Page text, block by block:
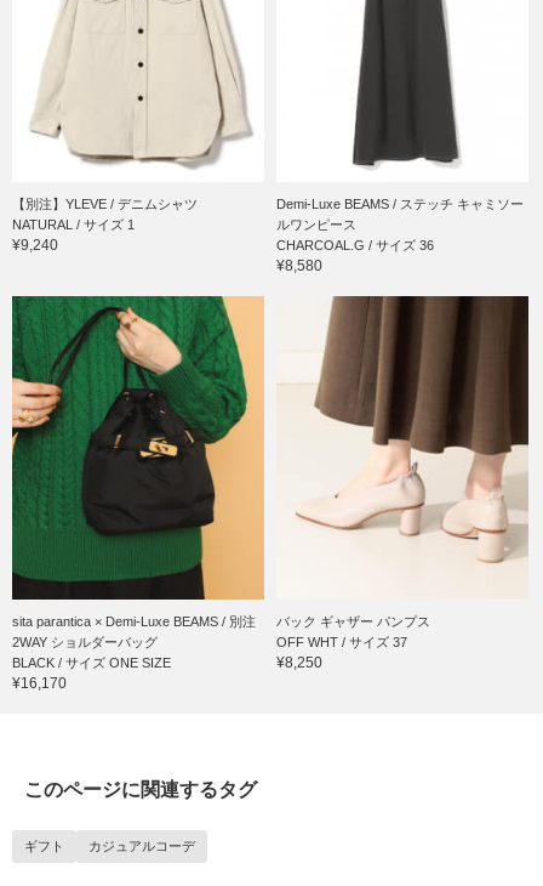
【別注】YLEVE / デニムシャツ
NATURAL / サイズ 1
¥9,240
Demi-Luxe BEAMS / ステッチ キャミソー
ルワンピース
CHARCOAL.G / サイズ 36
¥8,580
sita parantica × Demi-Luxe BEAMS / 別注
2WAY ショルダーバッグ
BLACK / サイズ ONE SIZE
¥16,170
バック ギャザー パンプス
OFF WHT / サイズ 37
¥8,250
このページに関連するタグ
ギフト カジュアルコーデ